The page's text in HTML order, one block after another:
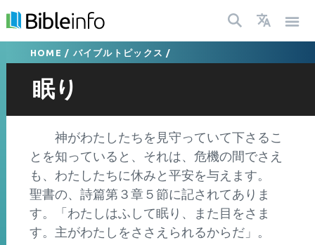
HOME / バイブルトピックス /
眠り
神がわたしたちを見守っていて下さるこ
とを知っていると、それは、危機の間でさえ
も、わたしたちに休みと平安を与えます。
聖書の、詩篇第３章５節に記されてありま
す。「わたしはふして眠り、また目をさま
す。主がわたしをささえられるからだ」。